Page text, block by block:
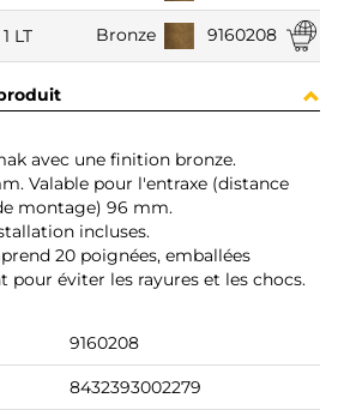
1 LT Bronze 9160208
avec une finition bronze.
Valable pour l'entraxe (distance
montage) 96 mm.
incluses.
20 poignées, emballées
pour éviter les rayures et les chocs.
9160208
8432393002279